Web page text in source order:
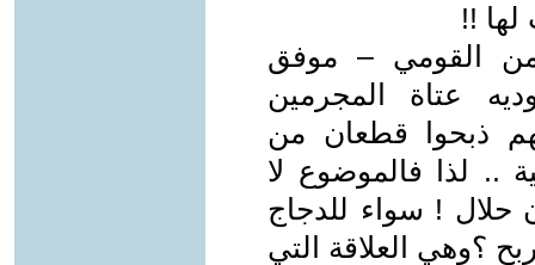
!!
القومي – موفق
عتاة المجرمين
ذبحوا قطعان من
.. لذا فالموضوع لا
حلال ! سواء للدجاج
؟وهي العلاقة التي